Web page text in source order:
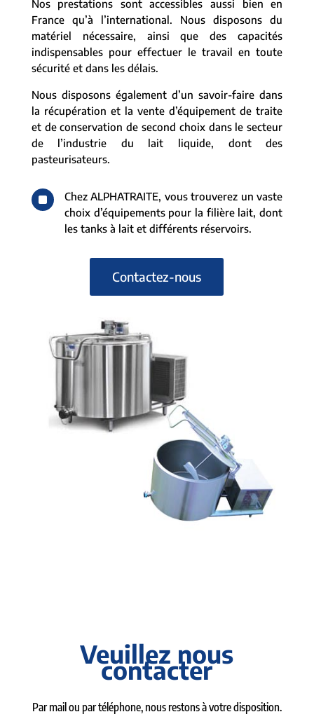
Nos prestations sont accessibles aussi bien en
France qu’à l’international. Nous disposons du
matériel nécessaire, ainsi que des capacités
indispensables pour effectuer le travail en toute
sécurité et dans les délais.
Nous disposons également d’un savoir-faire dans
la récupération et la vente d’équipement de traite
et de conservation de second choix dans le secteur
de l’industrie du lait liquide, dont des
pasteurisateurs.
^
Chez ALPHATRAITE, vous trouverez un vaste
choix d’équipements pour la filière lait, dont
les tanks à lait et différents réservoirs.
Contactez-nous
Veuillez nous
contacter
Par mail ou par téléphone, nous restons à votre disposition.